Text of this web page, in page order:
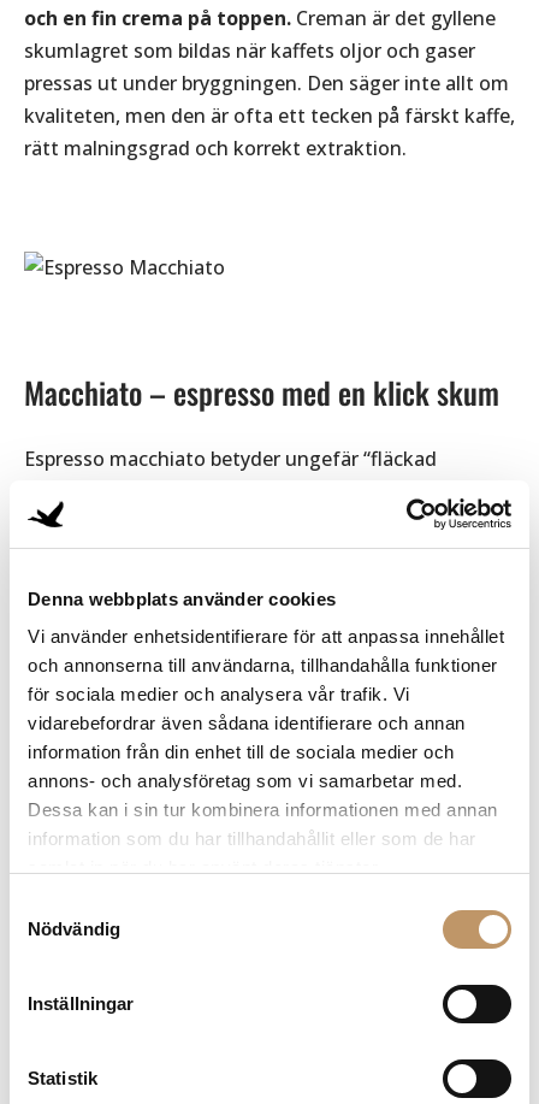
Denna webbplats använder cookies
Vi använder enhetsidentifierare för att anpassa innehållet
och annonserna till användarna, tillhandahålla funktioner
för sociala medier och analysera vår trafik. Vi
vidarebefordrar även sådana identifierare och annan
information från din enhet till de sociala medier och
annons- och analysföretag som vi samarbetar med.
Dessa kan i sin tur kombinera informationen med annan
information som du har tillhandahållit eller som de har
Nödvändig
Inställningar
Statistik
och en fin crema på toppen. Creman är det gyllene
skumlagret som bildas när kaffets oljor och gaser
pressas ut under bryggningen. Den säger inte allt om
kvaliteten, men den är ofta ett tecken på färskt kaffe,
rätt malningsgrad och korrekt extraktion.
Macchiato – espresso med en klick skum
Espresso macchiato betyder ungefär “fläckad
liten mängd mjölkskum.
Den är intensiv, kort och
tydligt kaffedriven, men med en mjukare
avslutning än ren espresso.
Americano – espresso med hett vatten
vatten. Resultatet blir en större kopp kaffe med
passar dig som gillar svart kaffe men vill ha en
En vanlig americano ligger ofta runt 150–200 ml,